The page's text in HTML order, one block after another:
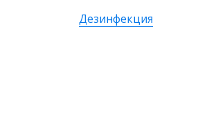
Дезинфекция